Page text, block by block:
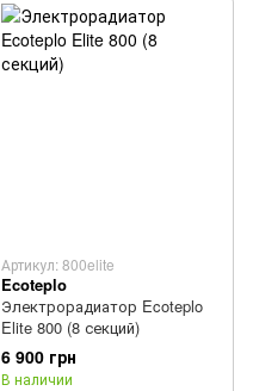
Артикул: 800elite
Ecoteplo
Электрорадиатор Ecoteplo
Elite 800 (8 секций)
6 900 грн
В наличии